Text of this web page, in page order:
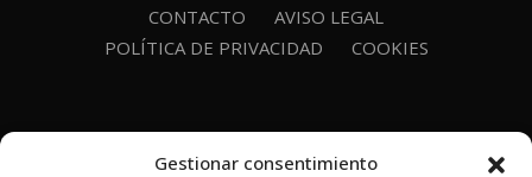
Gestionar consentimiento
CONTACTO
AVISO LEGAL
POLÍTICA DE PRIVACIDAD
COOKIES